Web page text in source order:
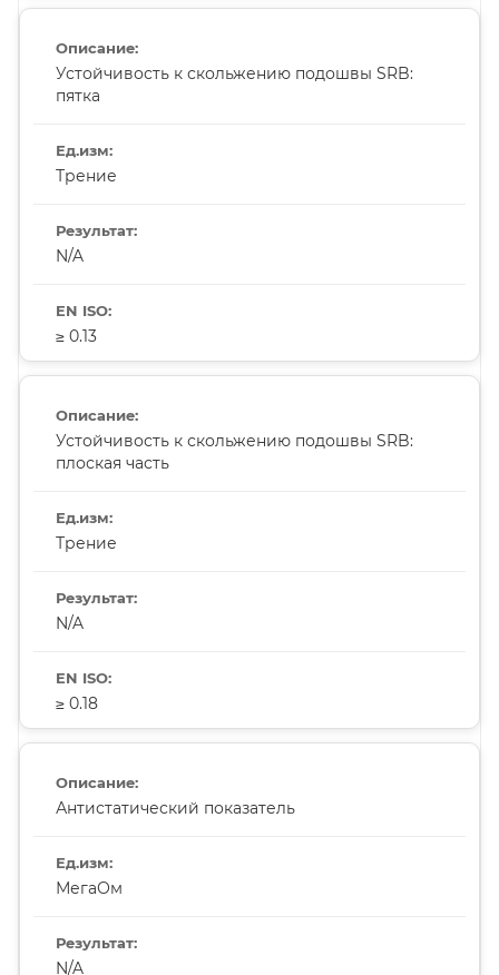
Устойчивость к скольжению подошвы SRB:
пятка
Трение
N/A
≥ 0.13
Устойчивость к скольжению подошвы SRB:
плоская часть
Трение
N/A
≥ 0.18
Антистатический показатель
МегаОм
N/A